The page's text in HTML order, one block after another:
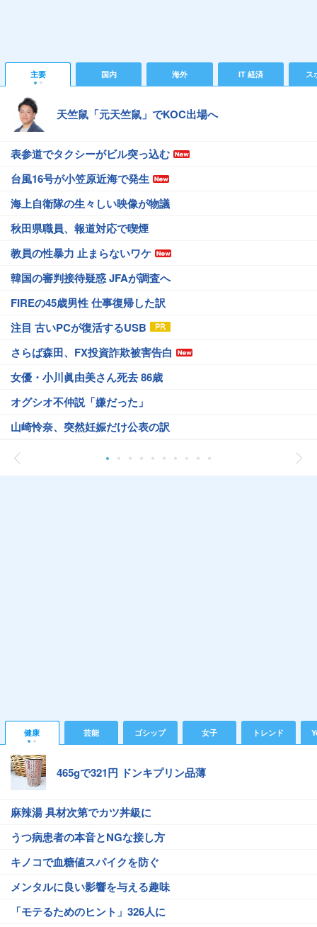
主要 国内 海外 IT 経済 ス
天竺鼠「元天竺鼠」でKOC出場へ
表参道でタクシーがビル突っ込む
台風16号が小笠原近海で発生
海上自衛隊の生々しい映像が物議
秋田県職員、報道対応で喫煙
教員の性暴力 止まらないワケ
韓国の審判接待疑惑 JFAが調査へ
FIREの45歳男性 仕事復帰した訳
注目 古いPCが復活するUSB
さらば森田、FX投資詐欺被害告白
女優・小川眞由美さん死去 86歳
オグシオ不仲説「嫌だった」
山崎怜奈、突然妊娠だけ公表の訳
健康 芸能 ゴシップ 女子 トレンド
465gで321円 ドンキプリン品薄
麻辣湯 具材次第でカツ丼級に
うつ病患者の本音とNGな接し方
キノコで血糖値スパイクを防ぐ
メンタルに良い影響を与える趣味
「モテるためのヒント」326人に